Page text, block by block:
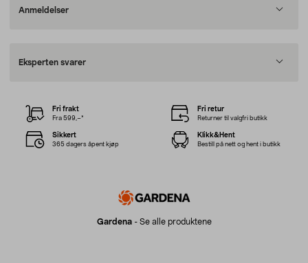
Anmeldelser
Eksperten svarer
Gardena- Se alle produktene
Fri frakt
Fra 599,–*
Fri retur
Returner til valgfri butikk
Sikkert
365 dagers åpent kjøp
Klikk&Hent
Bestill på nett og hent i butikk